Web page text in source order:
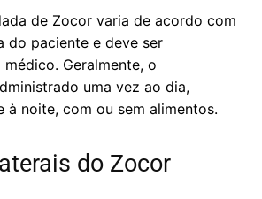
de Zocor varia de acordo com
do paciente e deve ser
Geralmente, o
uma vez ao dia,
à noite, com ou sem alimentos.
do Zocor